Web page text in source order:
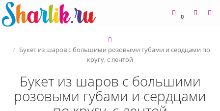
0
Букет из шаров с большими розовыми губами и сердцами по
кругу, с лентой
Букет из шаров с большими
розовыми губами и сердцами